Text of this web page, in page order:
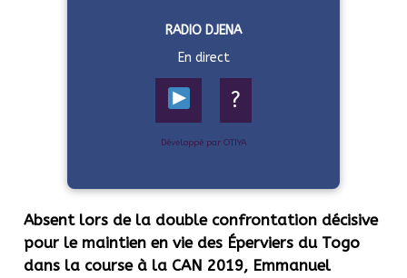
RADIO DJENA
En direct
?
Développé par OTIYA
Absent lors de la double confrontation décisive
pour le maintien en vie des Éperviers du Togo
dans la course à la CAN 2019, Emmanuel